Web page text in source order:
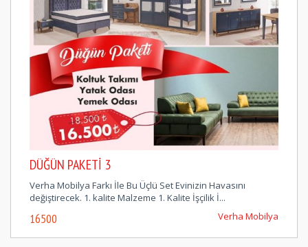
DÜĞÜN PAKETI 3
Verha Mobilya Farkı İle Bu Üçlü Set Evinizin Havasını
değiştirecek. 1. kalite Malzeme 1. Kalite İşçilik İ...
16500 Verha Mobilya